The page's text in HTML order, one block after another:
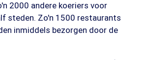
2000 andere koeriers voor
steden. Zo'n 1500 restaurants
inmiddels bezorgen door de